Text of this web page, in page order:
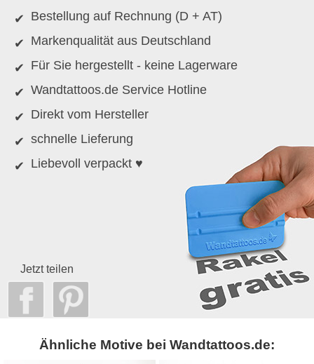
Bestellung auf Rechnung (D + AT)
Markenqualität aus Deutschland
Für Sie hergestellt - keine Lagerware
Wandtattoos.de Service Hotline
Direkt vom Hersteller
schnelle Lieferung
Liebevoll verpackt ♥
Jetzt teilen
Ähnliche Motive bei Wandtattoos.de: